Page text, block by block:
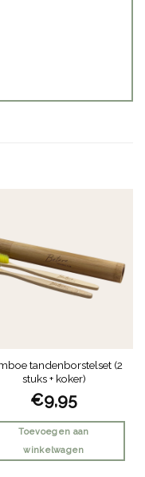
tandenborstelset (2
stuks + koker)
€9,95
Toevoegen aan
winkelwagen